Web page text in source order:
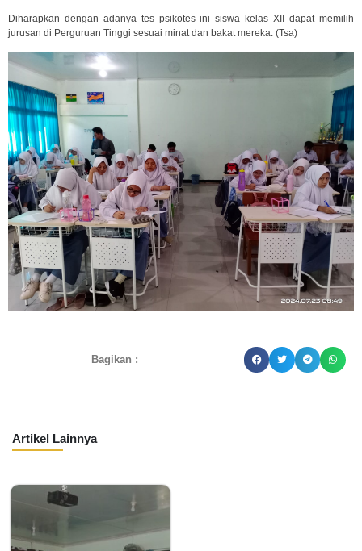
Diharapkan dengan adanya tes psikotes ini siswa kelas XII dapat memilih
jurusan di Perguruan Tinggi sesuai minat dan bakat mereka. (Tsa)
Bagikan :
Artikel Lainnya